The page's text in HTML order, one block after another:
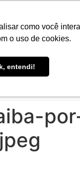
como você
o uso de cookies.
entendi!PÓS-